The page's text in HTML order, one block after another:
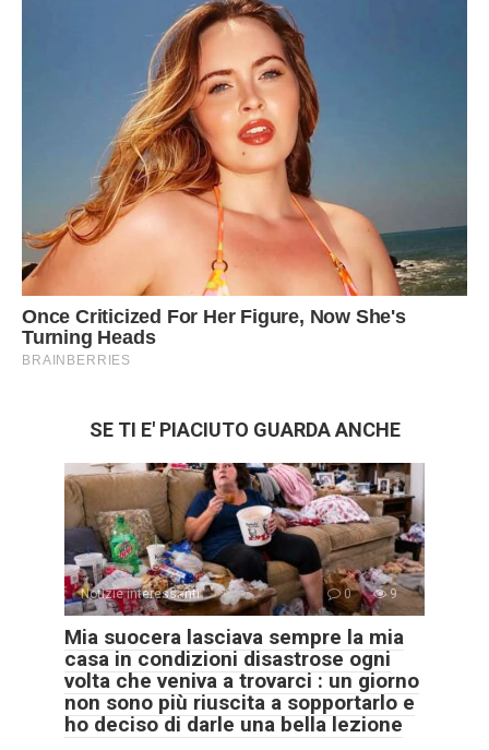
SE TI E' PIACIUTO GUARDA ANCHE
Notizie interessanti 0 9
Mia suocera lasciava sempre la mia
casa in condizioni disastrose ogni
volta che veniva a trovarci : un giorno
non sono più riuscita a sopportarlo e
ho deciso di darle una bella lezione